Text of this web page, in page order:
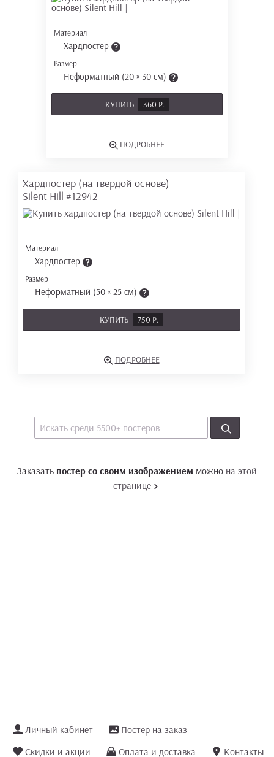
Материал
Хардпостер
Размер
Неформатный (20 × 30 см)
КУПИТЬ 360 Р.
ПОДРОБНЕЕ
Хардпостер (на твёрдой основе)
Silent Hill #12942
Материал
Хардпостер
Размер
Неформатный (50 × 25 см)
КУПИТЬ 750 Р.
ПОДРОБНЕЕ
Заказать постер со своим изображением можно на этой
странице
Личный кабинет
Постер на заказ
Скидки и акции
Оплата и доставка Контакты